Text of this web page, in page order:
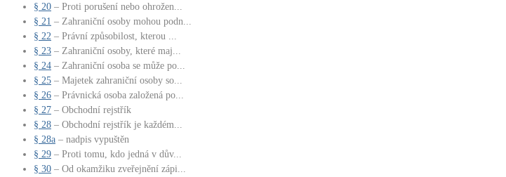
§ 20 – Proti porušení nebo ohrožen...
§ 21 – Zahraniční osoby mohou podn...
§ 22 – Právní způsobilost, kterou ...
§ 23 – Zahraniční osoby, které maj...
§ 24 – Zahraniční osoba se může po...
§ 25 – Majetek zahraniční osoby so...
§ 26 – Právnická osoba založená po...
§ 27 – Obchodní rejstřík
§ 28 – Obchodní rejstřík je každém...
§ 28a – nadpis vypuštěn
§ 29 – Proti tomu, kdo jedná v dův...
§ 30 – Od okamžiku zveřejnění zápi...